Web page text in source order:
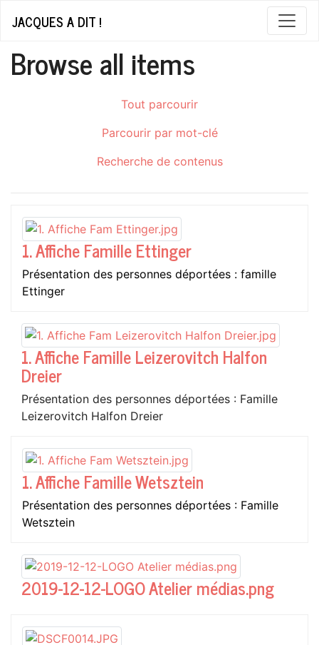
JACQUES A DIT !
Browse all items
Tout parcourir
Parcourir par mot-clé
Recherche de contenus
1. Affiche Famille Ettinger
Présentation des personnes déportées : famille
Ettinger
1. Affiche Famille Leizerovitch Halfon
Dreier
Présentation des personnes déportées : Famille
Leizerovitch Halfon Dreier
1. Affiche Famille Wetsztein
Présentation des personnes déportées : Famille
Wetsztein
2019-12-12-LOGO Atelier médias.png